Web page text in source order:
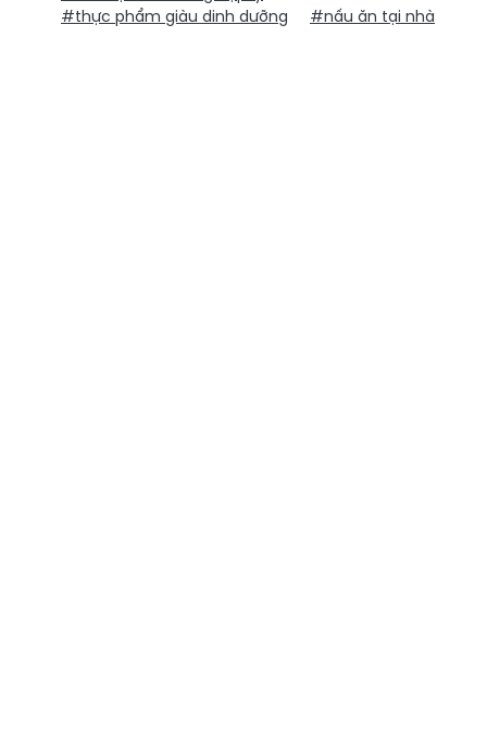
#thực phẩm giàu dinh dưỡng
#nấu ăn tại nhà